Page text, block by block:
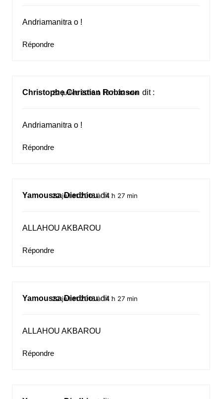
Andriamanitra o !
Répondre
Christophe Christian Robinson dit :
22 juillet 2016 à 13 h 32 min
Andriamanitra o !
Répondre
Yamoussa Diedhiou dit :
22 juillet 2016 à 14 h 27 min
ALLAHOU AKBAROU
Répondre
Yamoussa Diedhiou dit :
22 juillet 2016 à 14 h 27 min
ALLAHOU AKBAROU
Répondre